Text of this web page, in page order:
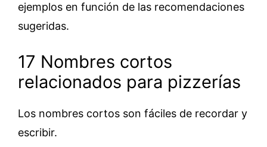
ejemplos en función de las recomendaciones
sugeridas.
17 Nombres cortos
relacionados para pizzerías
Los nombres cortos son fáciles de recordar y
escribir.